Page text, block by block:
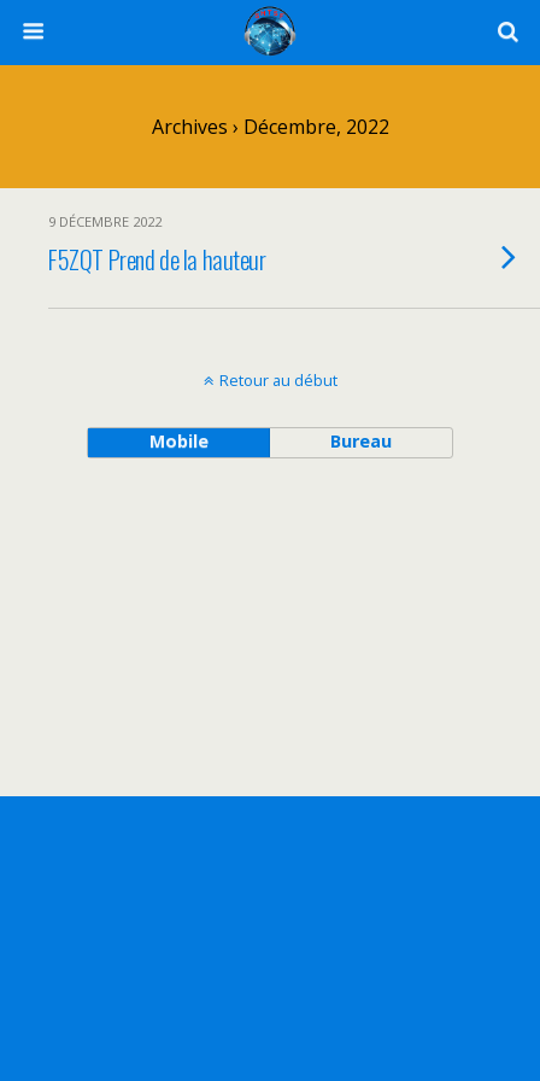
Archives › Décembre, 2022
9 DÉCEMBRE 2022
F5ZQT Prend de la hauteur
Retour au début
Mobile Bureau